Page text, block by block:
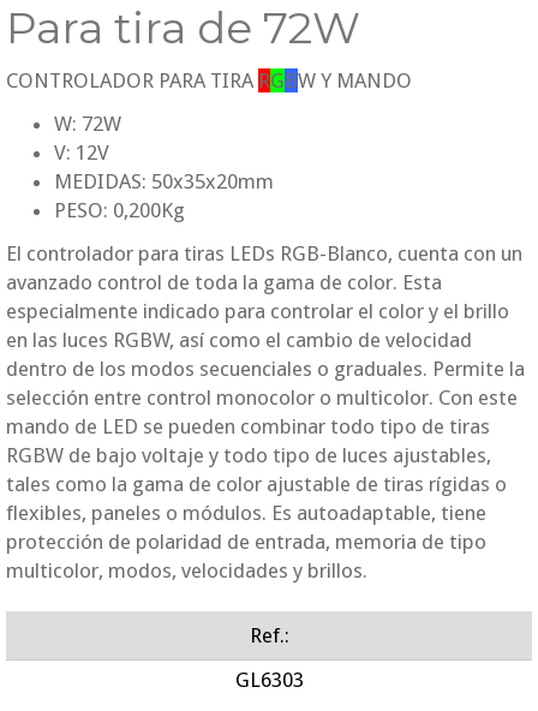
Para tira de 72W
CONTROLADOR PARA TIRA RGBW Y MANDO
W: 72W
V: 12V
MEDIDAS: 50x35x20mm
PESO: 0,200Kg
El controlador para tiras LEDs RGB-Blanco, cuenta con un
avanzado control de toda la gama de color. Esta
especialmente indicado para controlar el color y el brillo
en las luces RGBW, así como el cambio de velocidad
dentro de los modos secuenciales o graduales. Permite la
selección entre control monocolor o multicolor. Con este
mando de LED se pueden combinar todo tipo de tiras
RGBW de bajo voltaje y todo tipo de luces ajustables,
tales como la gama de color ajustable de tiras rígidas o
flexibles, paneles o módulos. Es autoadaptable, tiene
protección de polaridad de entrada, memoria de tipo
multicolor, modos, velocidades y brillos.
Ref.:
GL6303